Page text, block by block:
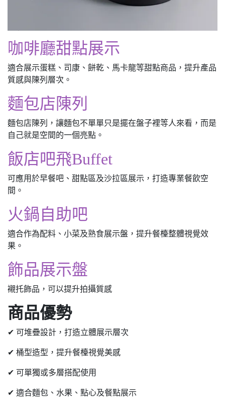
咖啡廳甜點展示
適合展示蛋糕、司康、餅乾、馬卡龍等甜點商品，提升產品
質感與陳列層次。
麵包店陳列
麵包店陳列，讓麵包不單單只是擺在盤子裡等人來看，而是
自己就是空間的一個亮點。
飯店吧飛Buffet
可應用於早餐吧、甜點區及沙拉區展示，打造專業餐飲空
間。
火鍋自助吧
適合作為配料、小菜及熟食展示盤，提升餐檯整體視覺效
果。
飾品展示盤
襯托飾品，可以提升拍攝質感
商品優勢
✔ 可堆疊設計，打造立體展示層次
✔ 桶型造型，提升餐檯視覺美感
✔ 可單獨或多層搭配使用
✔ 適合麵包、水果、點心及餐點展示